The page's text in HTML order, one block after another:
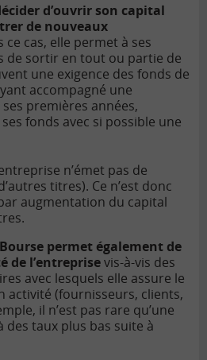
d’ouvrir son capital
de nouveaux
ce cas, elle permet à ses
de sortir en tout ou partie de
une exigence des fonds de
accompagné une
premières années,
fonds avec si possible une
n’émet pas de
titres). Ce n’est donc
augmentation du capital
permet également de
de l’entreprisevis-à-vis des
avec lesquels elle assure le
activité (fournisseurs, clients,
il n’est pas rare qu’une
taux plus bas suite à